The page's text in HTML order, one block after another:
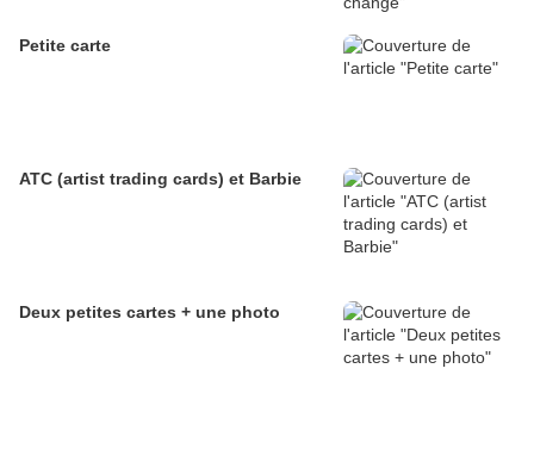
Petite carte
ATC (artist trading cards) et Barbie
Deux petites cartes + une photo